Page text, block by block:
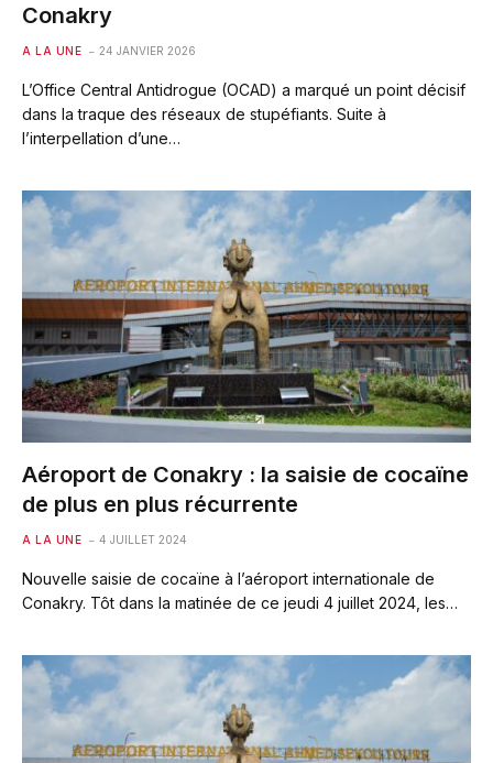
Conakry
A LA UNE 24 JANVIER 2026
L’Office Central Antidrogue (OCAD) a marqué un point décisif
dans la traque des réseaux de stupéfiants. Suite à
l’interpellation d’une…
Aéroport de Conakry : la saisie de cocaïne
de plus en plus récurrente
A LA UNE 4 JUILLET 2024
Nouvelle saisie de cocaïne à l’aéroport internationale de
Conakry. Tôt dans la matinée de ce jeudi 4 juillet 2024, les…